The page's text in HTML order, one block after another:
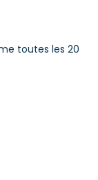
toutes les 20